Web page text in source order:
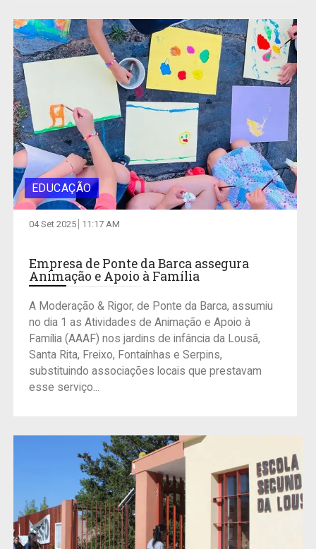
EDUCAÇÃO
04 Set 2025 11:17 AM
Empresa de Ponte da Barca assegura
Animação e Apoio à Família
A Moderação & Rigor, de Ponte da Barca, assumiu
no dia 1 as Atividades de Animação e Apoio à
Família (AAAF) nos jardins de infância da Lousã,
Santa Rita, Freixo, Fontaínhas e Serpins,
substituindo associações locais que prestavam
esse serviço...